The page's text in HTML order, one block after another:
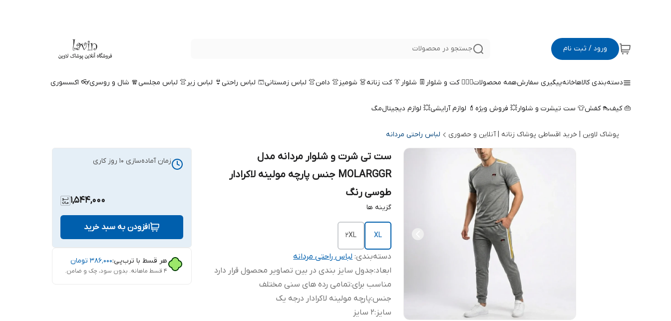
ورود / ثبت نام جستجو در محصولات
دسته‌بندی کالاهاخانهپیگیری سفارشهمه محصولات🤵🏻‍♀️ کت و شلوار 👖 شلوار👔 کت زنانه👗 شومیز👚 دامن👚 لباس زمستانی🩳 لباس راحتی👙 لباس زیر👚 لباس مجلسی🧣 شال و روسری👓 اکسسوری
👜 کیف👠 کفش👕 ست تیشرت و شلوار💥 فروش ویژه 💄 لوازم آرایشی💥 لوازم دیجیتالمگ
پوشاک لاوین | خرید اقساطی پوشاک زنانه | آنلاین و حضوری لباس راحتی مردانه
ست تی شرت و شلوار مردانه مدل
MOLARGGR جنس پارچه مولینه لاکرادار
طوسی رنگ
گزینه ها
XL
2XL
دسته‌بندی:لباس راحتی مردانه
ابعاد:جدول سایز بندی در بین تصاویر محصول قرار دارد
مناسب برای:تمامی رده های سنی مختلف
جنس:پارچه مولینه لاکرادار درجه یک
سایز :2 سایز
زمان آماده‌سازی 10 روز کاری
1,544,000
افزودن به سبد خرید
هر قسط با ترب‌پی:۳۸۶٬۰۰۰ تومان
۴ قسط ماهانه. بدون سود، چک و ضامن.